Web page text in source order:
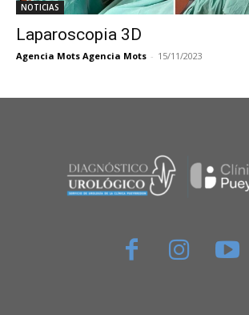
NOTICIAS
Laparoscopia 3D
Agencia Mots Agencia Mots - 15/11/2023